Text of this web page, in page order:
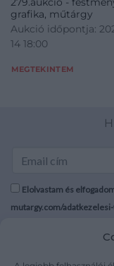
279.aukció -
grafika, műtárgy
Aukció időpontja:
14 18:00
MEGTEKINTEM
Elolvastam és
mutargy.com/
Médiaajánlat